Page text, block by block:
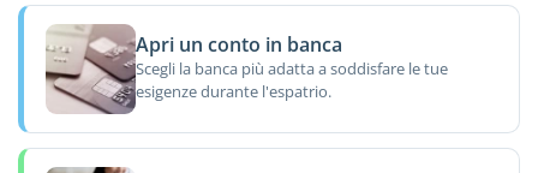
Apri un conto in banca
Scegli la banca più adatta a soddisfare le tue
esigenze durante l'espatrio.